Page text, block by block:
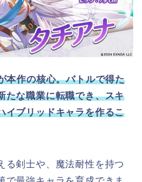
本作の核心。バトルで得た
たな職業に転職でき、スキ
イブリッドキャラを作るこ
る剣士や、魔法耐性を持つ